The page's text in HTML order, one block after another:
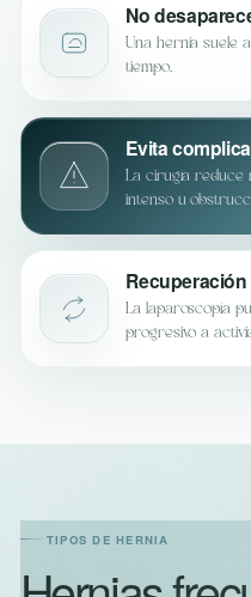
No
Una hernia suele
tiempo.
Evita
La cirugía reduce
intenso u
La laparoscopía
progresivo a
TIPOS DE HERNIA